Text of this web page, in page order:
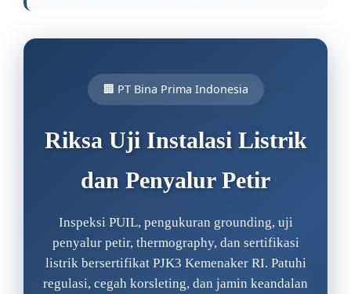
🏢 PT Bina Prima Indonesia
Riksa Uji Instalasi Listrik
dan Penyalur Petir
Inspeksi PUIL, pengukuran grounding, uji
penyalur petir, thermography, dan sertifikasi
listrik bersertifikat PJK3 Kemenaker RI. Patuhi
regulasi, cegah korsleting, dan jamin keandalan